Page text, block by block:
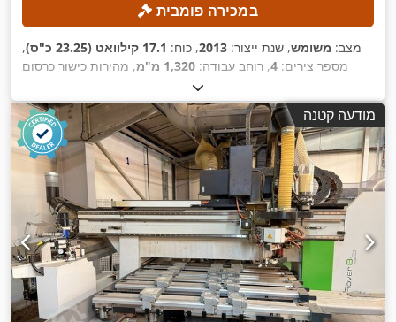
במכירה פומבית
מצב: משומש, שנת ייצור: 2013, כוח: 17.1 קילוואט (23.25 כ"ס)
,
מספר צירים: 4, רוחב עבודה: 1,320 מ"מ
, מהירות כישור כרסום
24,000 סל"ד
מודעה קטנה